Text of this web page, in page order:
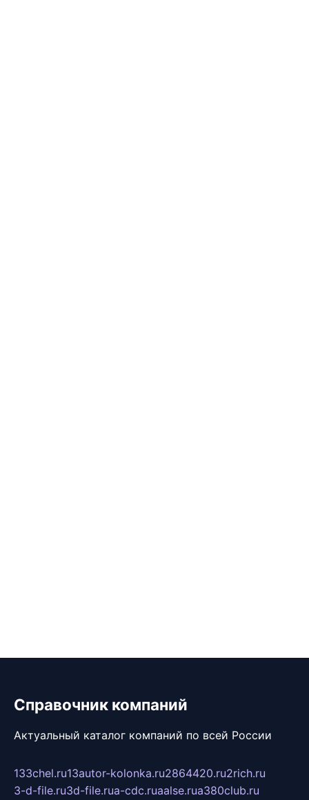
Справочник компаний
Актуальный каталог компаний по всей России
133chel.ru13autor-kolonka.ru2864420.ru2rich.ru
3-d-file.ru3d-file.rua-cdc.ruaalse.rua380club.ru